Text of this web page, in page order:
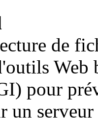
de
Web
pour
un